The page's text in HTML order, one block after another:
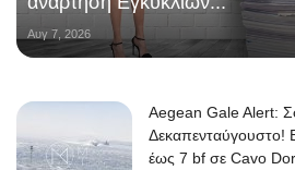
Αυγ 7, 2026
Aegean Gale Alert:
Δεκαπενταύγουστο!
έως 7 bf σε Cavo